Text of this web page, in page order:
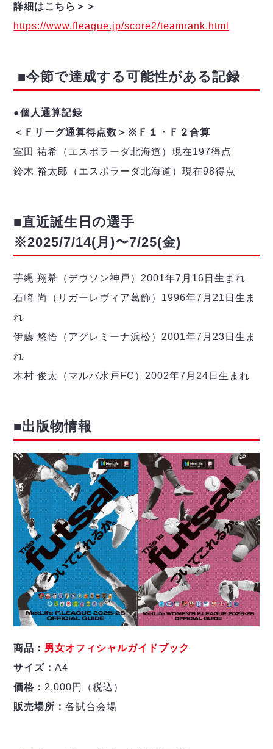
詳細はこちら＞＞
https://www.fleague.jp/score2/teamrank.html
■今節で達成する可能性がある記録
●個人通算記録
＜Ｆリーグ通算得点数＞※Ｆ１・Ｆ２合算
室田 祐希（エスポラーダ北海道）現在197得点
鈴木 裕太郎（エスポラーダ北海道）現在98得点
■直近誕生日の選手
※2025/7/14(月)〜7/25(金)
芋縄 翔希（デウソン神戸）2001年7月16日生まれ
石崎 尚（リガーレヴィア葛飾）1996年7月21日生ま
れ
伊藤 悠悟（アグレミーナ浜松）2001年7月23日生ま
れ
木村 俊太（マルバ水戸FC）2002年7月24日生まれ
■出版物情報
商品： 男女オフィシャルガイドブック
サイズ：A4
価格： 2,000円（税込）
販売場所：各試合会場